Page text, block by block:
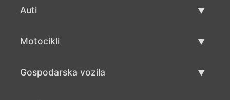
Auti
Motocikli
Gospodarska vozila